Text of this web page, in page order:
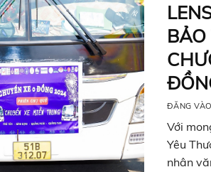
BẢO
ĐĂNG VÀO
Với
Yêu
nhân